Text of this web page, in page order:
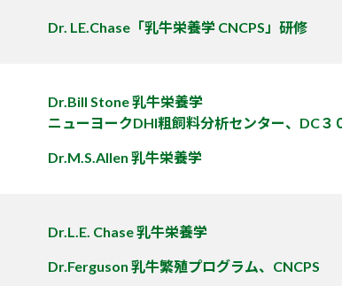
Dr. LE.Chase「乳牛栄養学 CNCPS」研修
Dr.Bill Stone 乳牛栄養学
ニューヨークDHI粗飼料分析センター、DC３
Dr.M.S.Allen 乳牛栄養学
Dr.L.E. Chase 乳牛栄養学
Dr.Ferguson 乳牛繁殖プログラム、CNCPS